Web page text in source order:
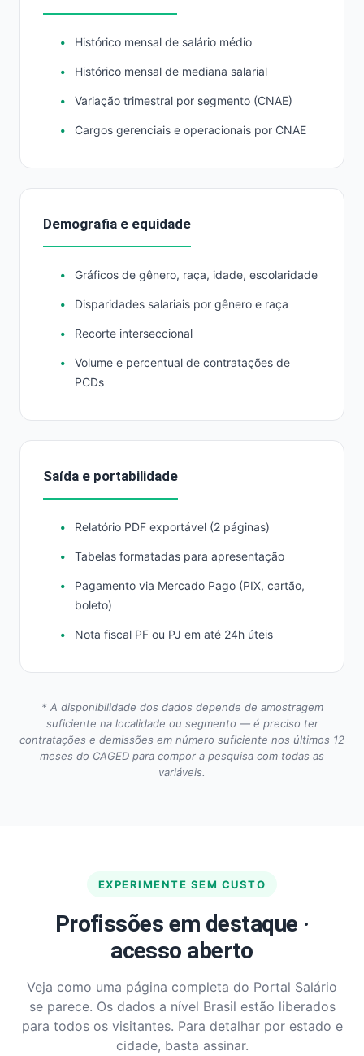
Histórico mensal de salário médio
Histórico mensal de mediana salarial
Variação trimestral por segmento (CNAE)
Cargos gerenciais e operacionais por CNAE
Demografia e equidade
Gráficos de gênero, raça, idade, escolaridade
Disparidades salariais por gênero e raça
Recorte interseccional
Volume e percentual de contratações de
PCDs
Saída e portabilidade
Relatório PDF exportável (2 páginas)
Tabelas formatadas para apresentação
Pagamento via Mercado Pago (PIX, cartão,
boleto)
Nota fiscal PF ou PJ em até 24h úteis
* A disponibilidade dos dados depende de amostragem
suficiente na localidade ou segmento — é preciso ter
contratações e demissões em número suficiente nos últimos 12
meses do CAGED para compor a pesquisa com todas as
variáveis.
EXPERIMENTE SEM CUSTO
Profissões em destaque ·
acesso aberto
Veja como uma página completa do Portal Salário
se parece. Os dados a nível Brasil estão liberados
para todos os visitantes. Para detalhar por estado e
cidade, basta assinar.